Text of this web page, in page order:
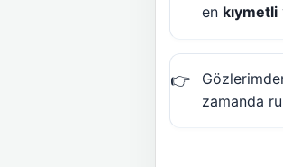
en kıymetli
zamanda